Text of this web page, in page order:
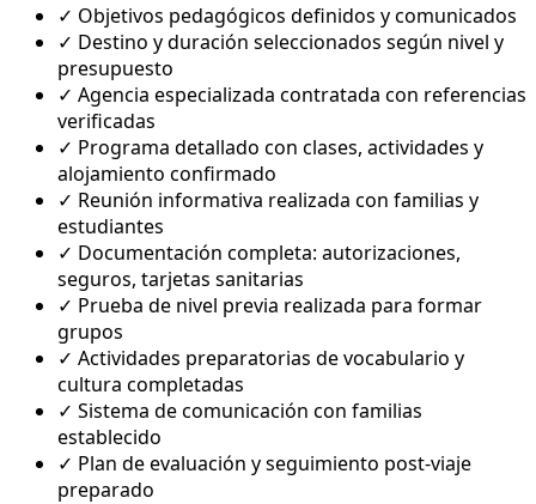
✓ Objetivos pedagógicos definidos y comunicados
✓ Destino y duración seleccionados según nivel y
presupuesto
✓ Agencia especializada contratada con referencias
verificadas
✓ Programa detallado con clases, actividades y
alojamiento confirmado
✓ Reunión informativa realizada con familias y
estudiantes
✓ Documentación completa: autorizaciones,
seguros, tarjetas sanitarias
✓ Prueba de nivel previa realizada para formar
grupos
✓ Actividades preparatorias de vocabulario y
cultura completadas
✓ Sistema de comunicación con familias
establecido
✓ Plan de evaluación y seguimiento post-viaje
preparado